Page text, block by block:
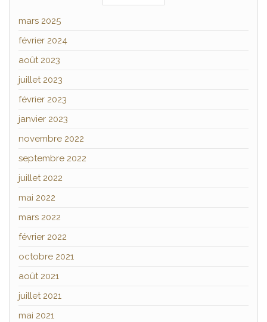
mars 2025
février 2024
août 2023
juillet 2023
février 2023
janvier 2023
novembre 2022
septembre 2022
juillet 2022
mai 2022
mars 2022
février 2022
octobre 2021
août 2021
juillet 2021
mai 2021